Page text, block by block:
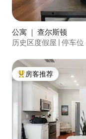
公寓 ｜ 查尔斯顿
历史区度假屋 | 停车位
热门「房客推荐」
房客推荐